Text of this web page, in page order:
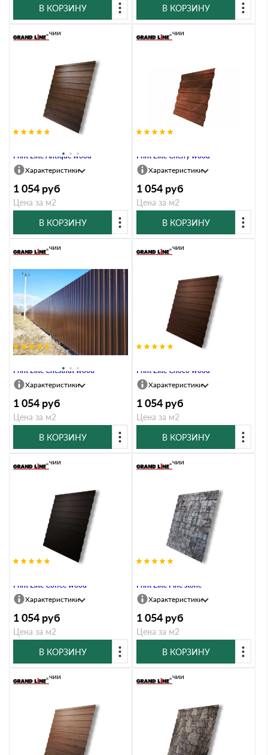
В КОРЗИНУ В КОРЗИНУ
Print Elite Antique wood
В наличии
Характеристики
1 054 руб
Цена за м2
В КОРЗИНУ
Print Elite Cherry wood
В наличии
Характеристики
1 054 руб
Цена за м2
В КОРЗИНУ
Print Elite Chestnut wood
В наличии
Характеристики
1 054 руб
Цена за м2
В КОРЗИНУ
Print Elite Choco wood
В наличии
Характеристики
1 054 руб
Цена за м2
В КОРЗИНУ
Print Elite Coffee wood
В наличии
Характеристики
1 054 руб
Цена за м2
В КОРЗИНУ
Print Elite Fine stone
В наличии
Характеристики
1 054 руб
Цена за м2
В КОРЗИНУ
В наличии В наличии